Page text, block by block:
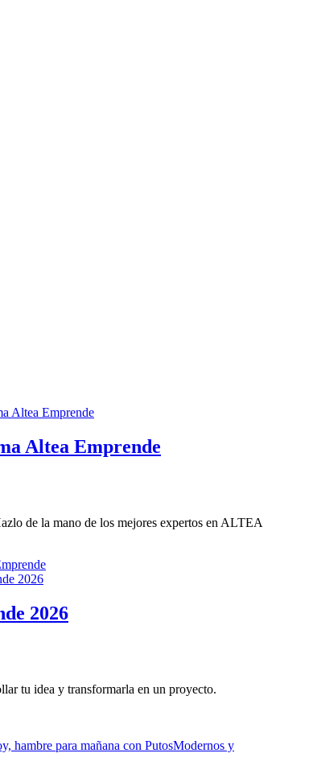
Altea Emprende
de la mano de los mejores expertos en ALTEA
2026
tu idea y transformarla en un proyecto.